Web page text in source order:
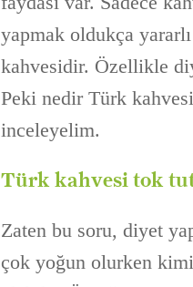
yapmak oldukça
kahvesidir. Özellikle
Peki nedir Türk
inceleyelim.
Türk kahvesi tok
Zaten bu soru, diyet
çok yoğun olurken